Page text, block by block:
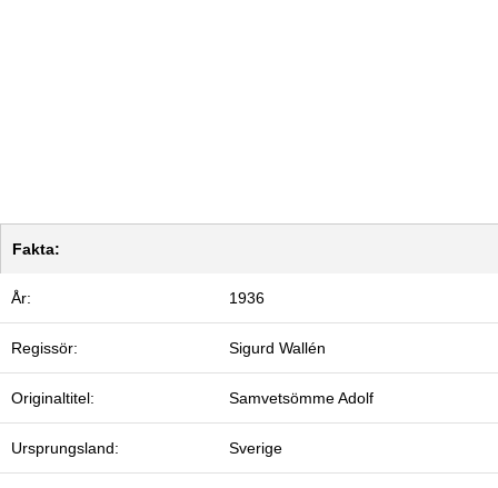
Fakta:
År: 1936
Regissör: Sigurd Wallén
Originaltitel: Samvetsömme Adolf
Ursprungsland: Sverige